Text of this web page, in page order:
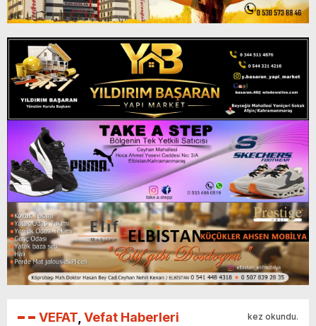
VEFAT Vefat Haberleri kez okundu.